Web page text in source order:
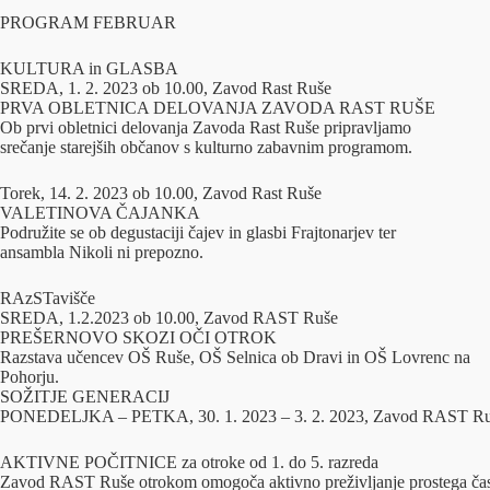
PROGRAM FEBRUAR
KULTURA in GLASBA
SREDA, 1. 2. 2023 ob 10.00, Zavod Rast Ruše
PRVA OBLETNICA DELOVANJA ZAVODA RAST RUŠE
Ob prvi obletnici delovanja Zavoda Rast Ruše pripravljamo
srečanje starejših občanov s kulturno zabavnim programom.
Torek, 14. 2. 2023 ob 10.00, Zavod Rast Ruše
VALETINOVA ČAJANKA
Podružite se ob degustaciji čajev in glasbi Frajtonarjev ter
ansambla Nikoli ni prepozno.
RAzSTavišče
SREDA, 1.2.2023 ob 10.00, Zavod RAST Ruše
PREŠERNOVO SKOZI OČI OTROK
Razstava učencev OŠ Ruše, OŠ Selnica ob Dravi in OŠ Lovrenc na
Pohorju.
SOŽITJE GENERACIJ
PONEDELJKA – PETKA, 30. 1. 2023 – 3. 2. 2023, Zavod RAST
AKTIVNE POČITNICE za otroke od 1. do 5. razreda
Zavod RAST Ruše otrokom omogoča aktivno preživljanje prostega